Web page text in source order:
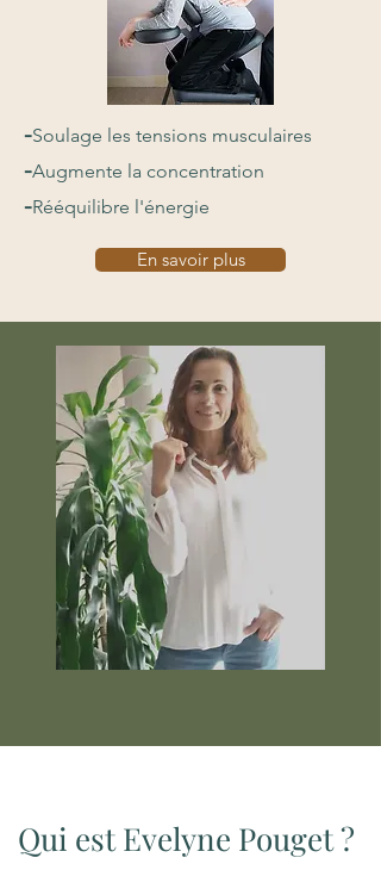
-Soulage les tensions musculaires
-Augmente la concentration
-Rééquilibre l'énergie
En savoir plus
Qui est Evelyne Pouget ?